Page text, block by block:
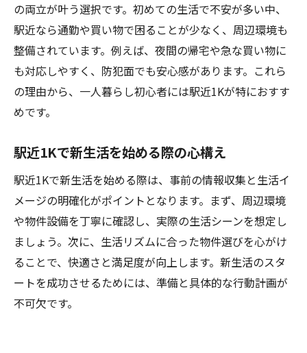
の両立が叶う選択です。初めての生活で不安が多い中、
駅近なら通勤や買い物で困ることが少なく、周辺環境も
整備されています。例えば、夜間の帰宅や急な買い物に
も対応しやすく、防犯面でも安心感があります。これら
の理由から、一人暮らし初心者には駅近1Kが特におすす
めです。
駅近1Kで新生活を始める際の心構え
駅近1Kで新生活を始める際は、事前の情報収集と生活イ
メージの明確化がポイントとなります。まず、周辺環境
や物件設備を丁寧に確認し、実際の生活シーンを想定し
ましょう。次に、生活リズムに合った物件選びを心がけ
ることで、快適さと満足度が向上します。新生活のスタ
ートを成功させるためには、準備と具体的な行動計画が
不可欠です。